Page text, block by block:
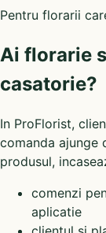
Pentru florarii
Ai florarie
casatorie?
In ProFlorist,
comanda ajunge
produsul,
comenzi
aplicatie